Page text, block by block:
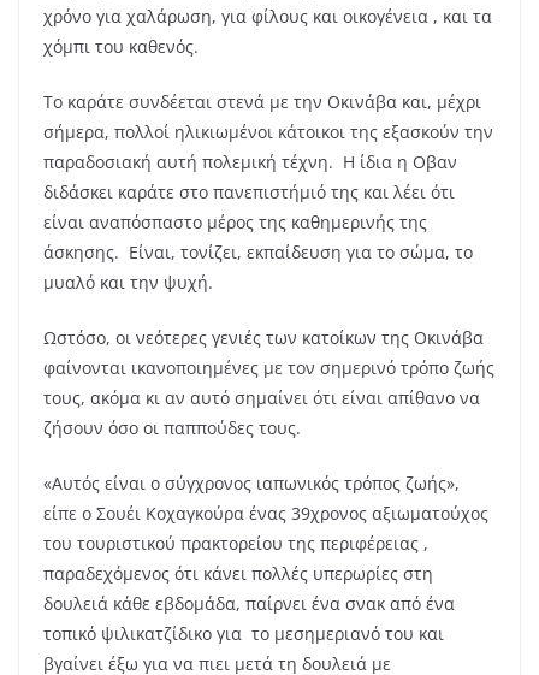
χρόνο για χαλάρωση, για φίλους και οικογένεια , και τα
χόμπι του καθενός.
Το καράτε συνδέεται στενά με την Οκινάβα και, μέχρι
σήμερα, πολλοί ηλικιωμένοι κάτοικοι της εξασκούν την
παραδοσιακή αυτή πολεμική τέχνη. Η ίδια η Οβαν
διδάσκει καράτε στο πανεπιστήμιό της και λέει ότι
είναι αναπόσπαστο μέρος της καθημερινής της
άσκησης. Είναι, τονίζει, εκπαίδευση για το σώμα, το
μυαλό και την ψυχή.
Ωστόσο, οι νεότερες γενιές των κατοίκων της Οκινάβα
φαίνονται ικανοποιημένες με τον σημερινό τρόπο ζωής
τους, ακόμα κι αν αυτό σημαίνει ότι είναι απίθανο να
ζήσουν όσο οι παππούδες τους.
«Αυτός είναι ο σύγχρονος ιαπωνικός τρόπος ζωής»,
είπε ο Σουέι Κοχαγκούρα ένας 39χρονος αξιωματούχος
του τουριστικού πρακτορείου της περιφέρειας ,
παραδεχόμενος ότι κάνει πολλές υπερωρίες στη
δουλειά κάθε εβδομάδα, παίρνει ένα σνακ από ένα
τοπικό ψιλικατζίδικο για το μεσημεριανό του και
βγαίνει έξω για να πιει μετά τη δουλειά με